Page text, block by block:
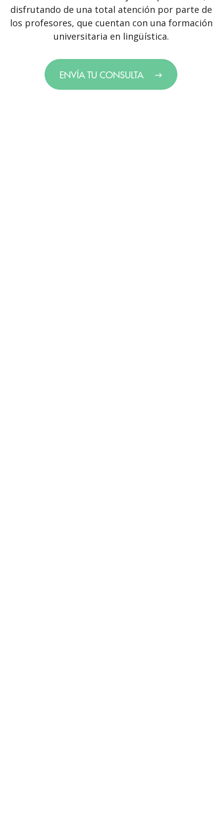
disfrutando de una total atención por parte de
los profesores, que cuentan con una formación
universitaria en lingüística.
ENVÍA TU CONSULTA